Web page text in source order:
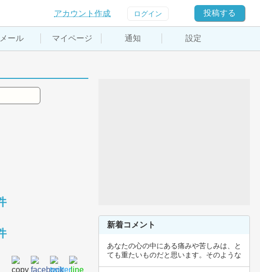
アカウント作成 ログイン 投稿する
メール マイページ 通知 設定
新着コメント
あなたの心の中にある痛みや苦しみは、と
ても重たいものだと思います。そのような